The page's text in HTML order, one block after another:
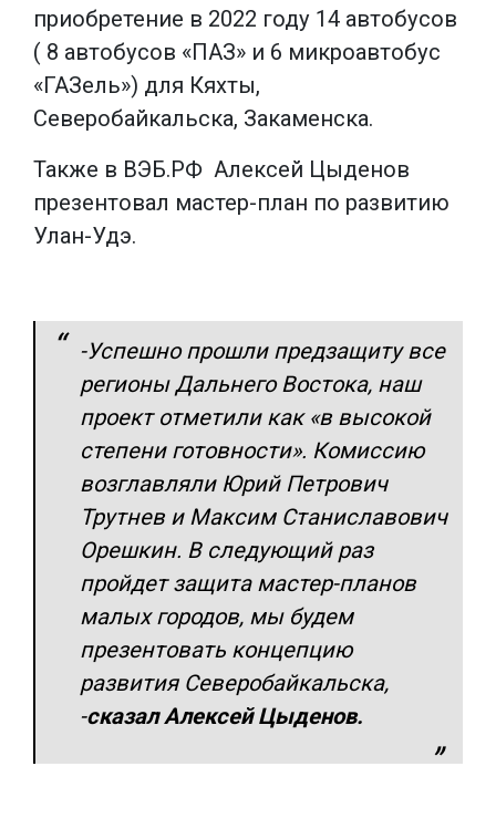
приобретение в 2022 году 14 автобусов
( 8 автобусов «ПАЗ» и 6 микроавтобус
«ГАЗель») для Кяхты,
Северобайкальска, Закаменска.
Также в ВЭБ.РФ Алексей Цыденов
презентовал мастер-план по развитию
Улан-Удэ.
-Успешно прошли предзащиту все
регионы Дальнего Востока, наш
проект отметили как «в высокой
степени готовности». Комиссию
возглавляли Юрий Петрович
Трутнев и Максим Станиславович
Орешкин. В следующий раз
пройдет защита мастер-планов
малых городов, мы будем
презентовать концепцию
развития Северобайкальска,
-сказал Алексей Цыденов.